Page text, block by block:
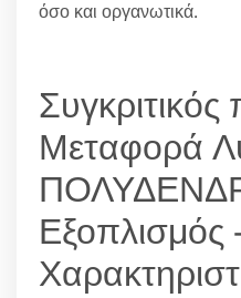
όσο και οργανωτικά.
Συγκριτικός
Μεταφορά
Εξοπλισμός